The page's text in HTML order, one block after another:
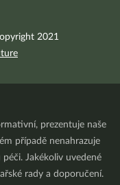
2021
prezentuje naše
případě nenahrazuje
Jakékoliv uvedené
rady a doporučení.